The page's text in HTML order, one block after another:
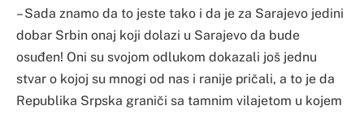
– Sada znamo da to jeste tako i da je za Sarajevo jedini
dobar Srbin onaj koji dolazi u Sarajevo da bude
osuđen! Oni su svojom odlukom dokazali još jednu
stvar o kojoj su mnogi od nas i ranije pričali, a to je da
Republika Srpska graniči sa tamnim vilajetom u kojem